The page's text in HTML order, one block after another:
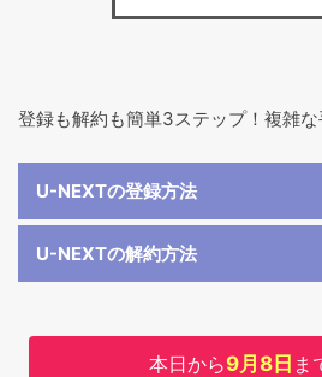
登録も解約も簡単3ステップ！複雑な
U-NEXTの登録方法
U-NEXTの解約方法
本日から9月8日 ま